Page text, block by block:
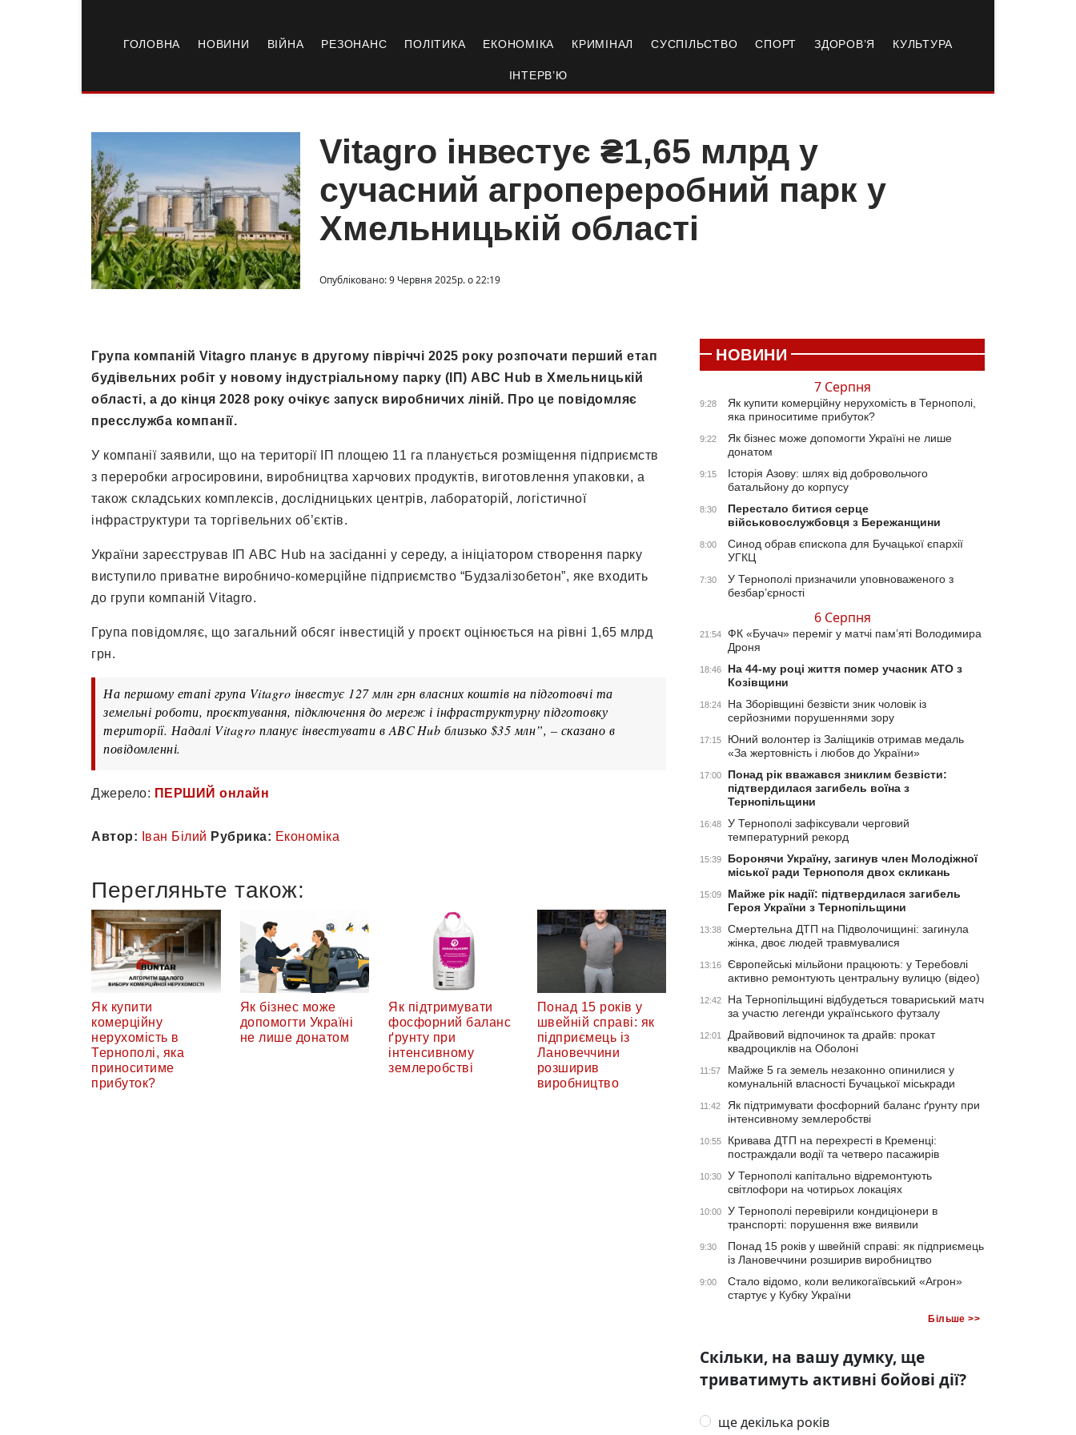
ГОЛОВНА НОВИНИ ВІЙНА РЕЗОНАНС ПОЛІТИКА ЕКОНОМІКА КРИМІНАЛ СУСПІЛЬСТВО СПОРТ ЗДОРОВ’Я КУЛЬТУРА
ІНТЕРВ’Ю
Vitagro інвестує ₴1,65 млрд у
сучасний агропереробний парк у
Хмельницькій області
Опубліковано: 9 Червня 2025р. о 22:19
Група компаній Vitagro планує в другому півріччі 2025 року розпочати перший етап
будівельних робіт у новому індустріальному парку (ІП) ABC Hub в Хмельницькій
області, а до кінця 2028 року очікує запуск виробничих ліній. Про це повідомляє
пресслужба компанії.
У компанії заявили, що на території ІП площею 11 га планується розміщення підприємств
з переробки агросировини, виробництва харчових продуктів, виготовлення упаковки, а
також складських комплексів, дослідницьких центрів, лабораторій, логістичної
інфраструктури та торгівельних об’єктів.
України зареєстрував ІП ABC Hub на засіданні у середу, а ініціатором створення парку
виступило приватне виробничо-комерційне підприємство “Будзалізобетон”, яке входить
до групи компаній Vitagro.
Група повідомляє, що загальний обсяг інвестицій у проєкт оцінюється на рівні 1,65 млрд
грн.
На першому етапі група Vitagro інвестує 127 млн грн власних коштів на підготовчі та
земельні роботи, проєктування, підключення до мереж і інфраструктурну підготовку
території. Надалі Vitagro планує інвестувати в ABC Hub близько $35 млн”, – сказано в
повідомленні.
Джерело: ПЕРШИЙ онлайн
Автор: Іван Білий Рубрика: Економіка
Перегляньте також:
Як купити
комерційну
нерухомість в
Тернополі, яка
приноситиме
прибуток?
Як бізнес може
допомогти Україні
не лише донатом
Як підтримувати
фосфорний баланс
ґрунту при
інтенсивному
землеробстві
Понад 15 років у
швейній справі: як
підприємець із
Лановеччини
розширив
виробництво
НОВИНИ
7 Серпня
9:28
Як купити комерційну нерухомість в Тернополі,
яка приноситиме прибуток?
9:22
Як бізнес може допомогти Україні не лише
донатом
9:15
Історія Азову: шлях від добровольчого
батальйону до корпусу
8:30
Перестало битися серце
військовослужбовця з Бережанщини
8:00
Синод обрав єпископа для Бучацької єпархії
УГКЦ
7:30
У Тернополі призначили уповноваженого з
безбар’єрності
6 Серпня
21:54
ФК «Бучач» переміг у матчі пам’яті Володимира
Дроня
18:46
На 44-му році життя помер учасник АТО з
Козівщини
18:24
На Зборівщині безвісти зник чоловік із
серйозними порушеннями зору
17:15
Юний волонтер із Заліщиків отримав медаль
«За жертовність і любов до України»
17:00
Понад рік вважався зниклим безвісти:
підтвердилася загибель воїна з
Тернопільщини
16:48
У Тернополі зафіксували черговий
температурний рекорд
15:39
Боронячи Україну, загинув член Молодіжної
міської ради Тернополя двох скликань
15:09
Майже рік надії: підтвердилася загибель
Героя України з Тернопільщини
13:38
Смертельна ДТП на Підволочищині: загинула
жінка, двоє людей травмувалися
13:16
Європейські мільйони працюють: у Теребовлі
активно ремонтують центральну вулицю (відео)
12:42
На Тернопільщині відбудеться товариський матч
за участю легенди українського футзалу
12:01
Драйвовий відпочинок та драйв: прокат
квадроциклів на Оболоні
11:57
Майже 5 га земель незаконно опинилися у
комунальній власності Бучацької міськради
11:42
Як підтримувати фосфорний баланс ґрунту при
інтенсивному землеробстві
10:55
Кривава ДТП на перехресті в Кременці:
постраждали водії та четверо пасажирів
10:30
У Тернополі капітально відремонтують
світлофори на чотирьох локаціях
10:00
У Тернополі перевірили кондиціонери в
транспорті: порушення вже виявили
9:30
Понад 15 років у швейній справі: як підприємець
із Лановеччини розширив виробництво
9:00
Стало відомо, коли великогаївський «Агрон»
стартує у Кубку України
Більше >>
Скільки, на вашу думку, ще
триватимуть активні бойові дії?
ще декілька років